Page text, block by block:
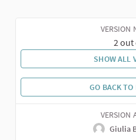
VERSION
2 out
SHOW ALL
GO BACK TO
VERSION
Giulia